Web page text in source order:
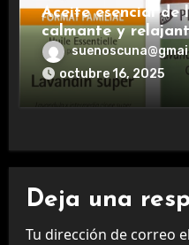
Aceite esencial de
calmante y
aromaterapia.
octubre 16, 2025
Deja una
Tu dirección de correo